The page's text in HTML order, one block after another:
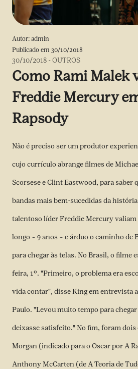
Autor: admin
Publicado em 30/10/2018
30/10/2018 -OUTROS
Como Rami Malek
Freddie Mercury
Rapsody
Não é preciso ser um produtor
cujo currículo abrange filmes de
Scorsese e Clint Eastwood, para saber
bandas mais bem-sucedidas da
talentoso líder Freddie Mercury
longo – 9 anos – e árduo o caminho de
para chegar às telas. No Brasil, o filme
feira, 1º. "Primeiro, o problema era
vida contar", disse King em entrevista
Paulo. "Levou muito tempo para
deixasse satisfeito." No fim, foram
Morgan (indicado para o Oscar por A
Anthony McCarten (de A Teoria de